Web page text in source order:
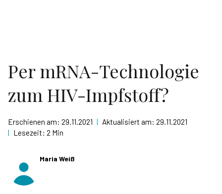
Per mRNA-Technologie
zum HIV-Impfstoff?
Erschienen am: 29.11.2021 | Aktualisiert am: 29.11.2021
| Lesezeit: 2 Min
Maria Weiß